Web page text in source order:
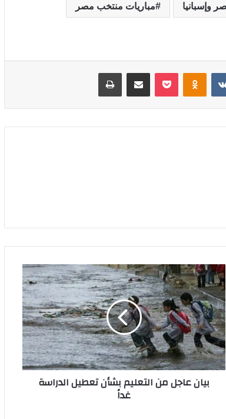
وإسبانيا مباريات منتخب مصر
ب
ي
ا
ن
ع
ا
ج
ل
م
بيان عاجل من التعليم بشأن تعطيل الدراسة
غداً